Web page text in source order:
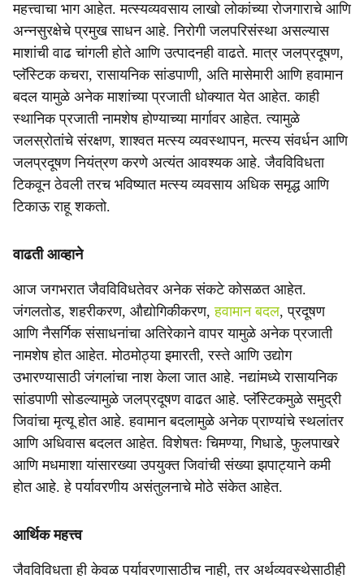
महत्त्वाचा भाग आहेत. मत्स्यव्यवसाय लाखो लोकांच्या रोजगाराचे आणि
अन्नसुरक्षेचे प्रमुख साधन आहे. निरोगी जलपरिसंस्था असल्यास
माशांची वाढ चांगली होते आणि उत्पादनही वाढते. मात्र जलप्रदूषण,
प्लॅस्टिक कचरा, रासायनिक सांडपाणी, अति मासेमारी आणि हवामान
बदल यामुळे अनेक माशांच्या प्रजाती धोक्यात येत आहेत. काही
स्थानिक प्रजाती नामशेष होण्याच्या मार्गावर आहेत. त्यामुळे
जलस्रोतांचे संरक्षण, शाश्वत मत्स्य व्यवस्थापन, मत्स्य संवर्धन आणि
जलप्रदूषण नियंत्रण करणे अत्यंत आवश्यक आहे. जैवविविधता
टिकवून ठेवली तरच भविष्यात मत्स्य व्यवसाय अधिक समृद्ध आणि
टिकाऊ राहू शकतो.
वाढती आव्हाने
आज जगभरात जैवविविधतेवर अनेक संकटे कोसळत आहेत.
जंगलतोड, शहरीकरण, औद्योगिकीकरण,हवामान बदल, प्रदूषण
आणि नैसर्गिक संसाधनांचा अतिरेकाने वापर यामुळे अनेक प्रजाती
नामशेष होत आहेत. मोठमोठ्या इमारती, रस्ते आणि उद्योग
उभारण्यासाठी जंगलांचा नाश केला जात आहे. नद्यांमध्ये रासायनिक
सांडपाणी सोडल्यामुळे जलप्रदूषण वाढत आहे. प्लॅस्टिकमुळे समुद्री
जिवांचा मृत्यू होत आहे. हवामान बदलामुळे अनेक प्राण्यांचे स्थलांतर
आणि अधिवास बदलत आहेत. विशेषतः चिमण्या, गिधाडे, फुलपाखरे
आणि मधमाशा यांसारख्या उपयुक्त जिवांची संख्या झपाट्याने कमी
होत आहे. हे पर्यावरणीय असंतुलनाचे मोठे संकेत आहेत.
आर्थिक महत्त्व
जैवविविधता ही केवळ पर्यावरणासाठीच नाही, तर अर्थव्यवस्थेसाठीही